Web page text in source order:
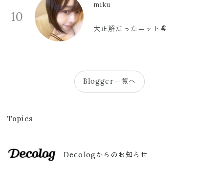
10
miku
大正解だったニット🐏
Blogger一覧へ
Topics
Decologからのお知らせ